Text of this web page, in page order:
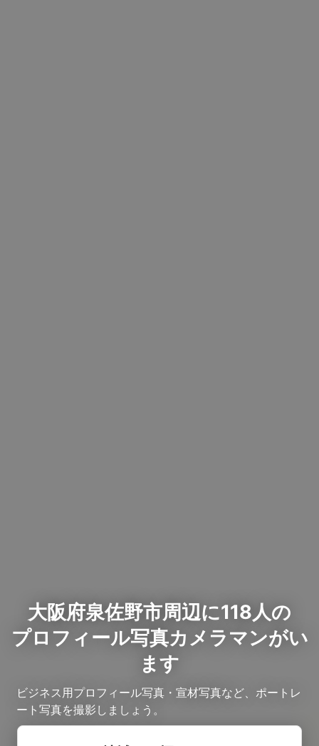
大阪府泉佐野市周辺に118人の
プロフィール写真カメラマンがい
ます
ビジネス用プロフィール写真・宣材写真など、ポートレ
ート写真を撮影しましょう。